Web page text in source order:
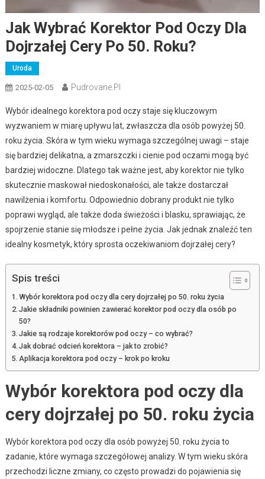
Jak Wybrać Korektor Pod Oczy Dla
Dojrzałej Cery Po 50. Roku?
Uroda
2025-02-05 Pudrovane.pl
Wybór idealnego korektora pod oczy staje się kluczowym
wyzwaniem w miarę upływu lat, zwłaszcza dla osób powyżej 50.
roku życia. Skóra w tym wieku wymaga szczególnej uwagi – staje
się bardziej delikatna, a zmarszczki i cienie pod oczami mogą być
bardziej widoczne. Dlatego tak ważne jest, aby korektor nie tylko
skutecznie maskował niedoskonałości, ale także dostarczał
nawilżenia i komfortu. Odpowiednio dobrany produkt nie tylko
poprawi wygląd, ale także doda świeżości i blasku, sprawiając, że
spojrzenie stanie się młodsze i pełne życia. Jak jednak znaleźć ten
idealny kosmetyk, który sprosta oczekiwaniom dojrzałej cery?
Spis treści
Wybór korektora pod oczy dla cery dojrzałej po 50. roku życia
Jakie składniki powinien zawierać korektor pod oczy dla osób po
50?
Jakie są rodzaje korektorów pod oczy – co wybrać?
Jak dobrać odcień korektora – jak to zrobić?
Aplikacja korektora pod oczy – krok po kroku
Wybór korektora pod oczy dla
cery dojrzałej po 50. roku życia
Wybór korektora pod oczy dla osób powyżej 50. roku życia to
zadanie, które wymaga szczegółowej analizy. W tym wieku skóra
przechodzi liczne zmiany, co często prowadzi do pojawienia się